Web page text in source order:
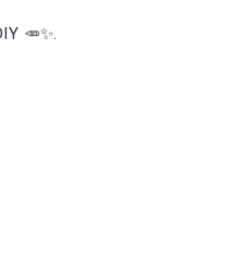
🥕✨.